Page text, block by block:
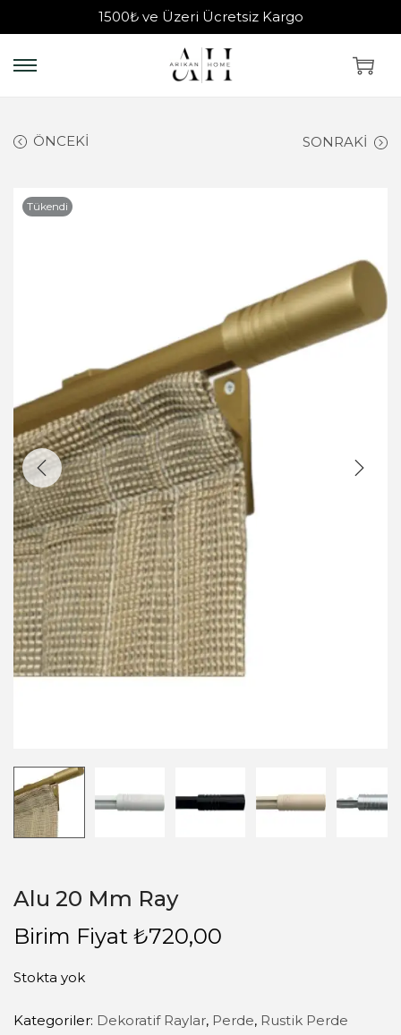
1500₺ ve Üzeri Ücretsiz Kargo
ÖNCEKI SONRAKI
Tükendi
Alu 20 Mm Ray
Birim Fiyat ₺720,00
Stokta yok
Kategoriler: Dekoratif Raylar, Perde, Rustik Perde